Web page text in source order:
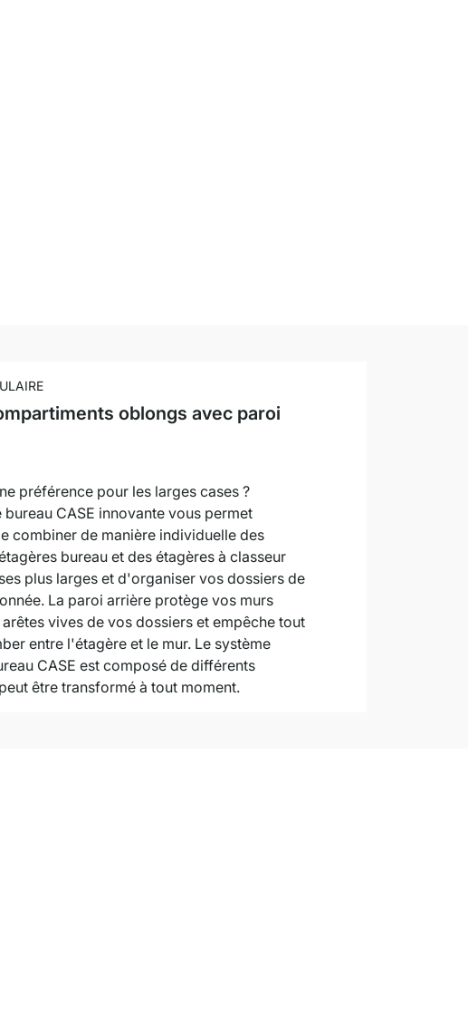
oblongs avec paroi
préférence pour les larges cases ?
bureau CASE innovante vous permet
combiner de manière individuelle des
bureau et des étagères à classeur
plus larges et d'organiser vos dossiers de
La paroi arrière protège vos murs
vives de vos dossiers et empêche tout
entre l'étagère et le mur. Le système
CASE est composé de différents
être transformé à tout moment.